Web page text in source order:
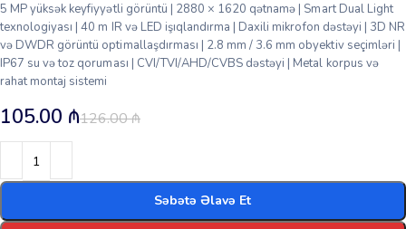
5 MP yüksək keyfiyyətli görüntü | 2880 × 1620 qətnamə | Smart Dual Light
texnologiyası | 40 m IR və LED işıqlandırma | Daxili mikrofon dəstəyi | 3D NR
və DWDR görüntü optimallaşdırması | 2.8 mm / 3.6 mm obyektiv seçimləri |
IP67 su və toz qoruması | CVI/TVI/AHD/CVBS dəstəyi | Metal korpus və
rahat montaj sistemi
126.00₼
105.00 ₼
Səbətə Əlavə Et